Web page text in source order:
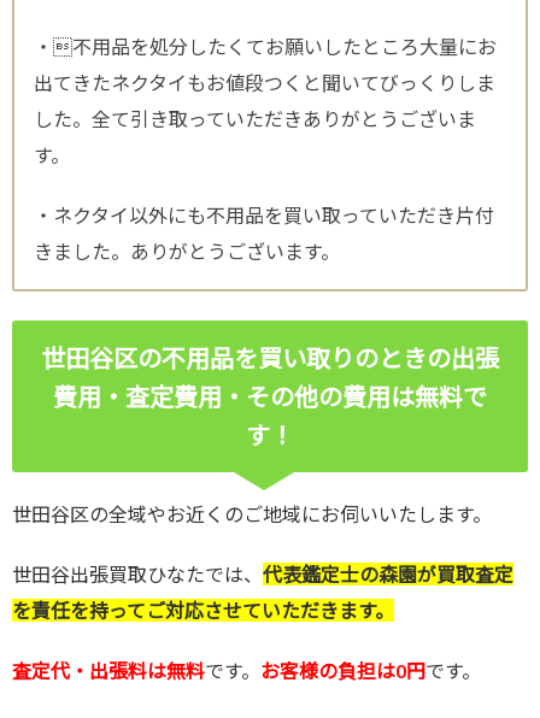
・不用品を処分したくてお願いしたところ大量にお
出てきたネクタイもお値段つくと聞いてびっくりしま
した。全て引き取っていただきありがとうございま
す。
・ネクタイ以外にも不用品を買い取っていただき片付
きました。ありがとうございます。
世田谷区の不用品を買い取りのときの出張
費用・査定費用・その他の費用は無料で
す！
世田谷区の全域やお近くのご地域にお伺いいたします。
世田谷出張買取ひなたでは、 代表鑑定士の森園が買取査定
を責任を持ってご対応させていただきます。
査定代・出張料は無料です。 お客様の負担は0円です。